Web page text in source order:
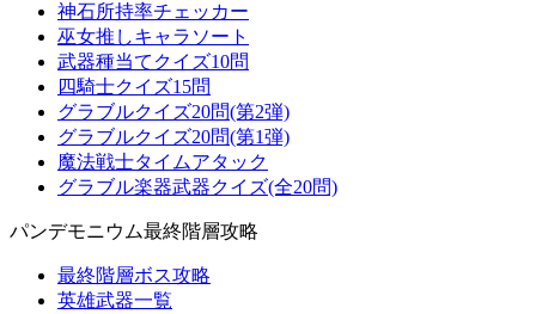
神石所持率チェッカー
巫女推しキャラソート
武器種当てクイズ10問
四騎士クイズ15問
グラブルクイズ20問(第2弾)
グラブルクイズ20問(第1弾)
魔法戦士タイムアタック
グラブル楽器武器クイズ(全20問)
パンデモニウム最終階層攻略
最終階層ボス攻略
英雄武器一覧